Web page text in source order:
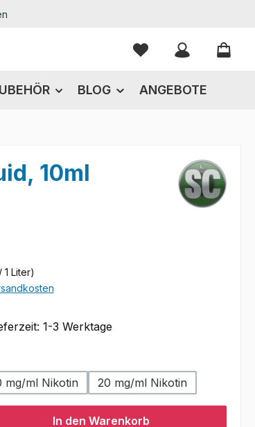
Du hast 0
BLOG ANGEBOTE
10ml
Liter)
1-3 Werktage
mg/ml Nikotin 20 mg/ml Nikotin
Wert ein oder benutze die Schaltflächen
In den Warenkorb